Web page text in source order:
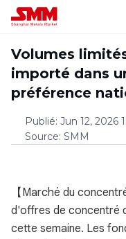
Volumes
importé dans
préférence
Publié: Jun 12, 2026
Source: SMM
【Marché du
d'offres de concentré
cette semaine. Les